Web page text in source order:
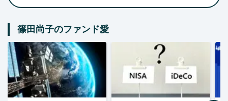
篠田尚子のファンド愛